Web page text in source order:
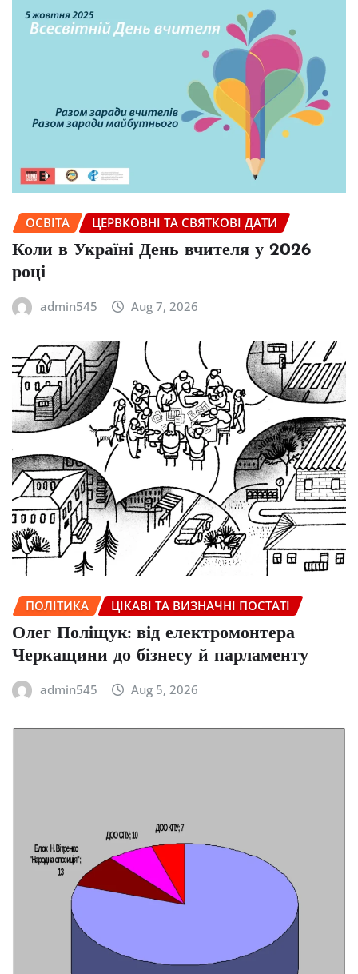
ОСВІТА ЦЕРВКОВНІ ТА СВЯТКОВІ ДАТИ
Коли в Україні День вчителя у 2026
році
admin545 Aug 7, 2026
ПОЛІТИКА ЦІКАВІ ТА ВИЗНАЧНІ ПОСТАТІ
Олег Поліщук: від електромонтера
Черкащини до бізнесу й парламенту
admin545 Aug 5, 2026